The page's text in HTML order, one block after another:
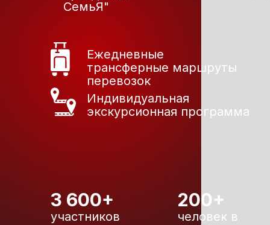
СемьЯ"
Ежедневные
трансферные маршруты
перевозок
Индивидуальная
экскурсионная программа
3 600+
участников
200+
человек в